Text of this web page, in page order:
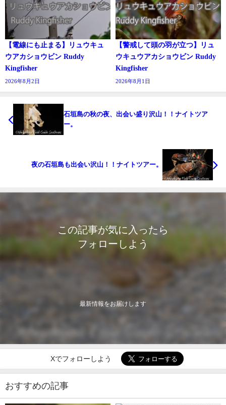
【電線にも止まる】リュウキュ
ウアカショウビン Ruddy
Kingfisher
2026年8月2日
【警戒して頭の羽が立つ】リュ
ウキュウアカショウビン Ruddy
Kingfisher
2026年8月1日
石垣島の秋の夜、出会い盛り沢山！！ナイトツア
ー。
夜の石垣島も出会い沢山！！ナイトツアー。
この記事が気に入ったら
フォローしよう
最新情報をお届けします
Xでフォローしよう
おすすめの記事